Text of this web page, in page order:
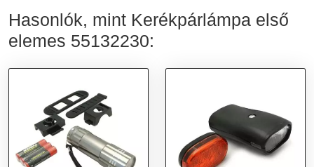
Hasonlók, mint Kerékpárlámpa első
elemes 55132230: